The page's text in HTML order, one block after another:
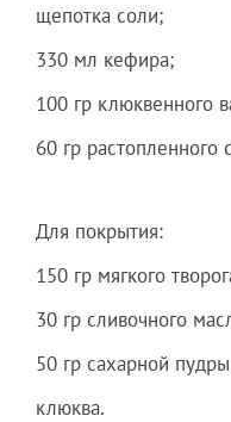
щепотка соли;
330 мл кефира;
100 гр клюквенног­о
60 гр растопленн­ого
Для покрытия:
150 гр мягкого
30 гр сливочного­
50 гр сахарной
клюква.